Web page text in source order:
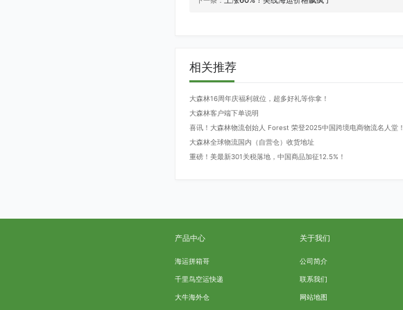
相关推荐
大森林16周年庆福利就位，超多好礼等你拿！
大森林客户端下单说明
喜讯！大森林物流创始人 Forest 荣登2025中国跨境电商物流名人堂！
大森林全球物流国内（自营仓）收货地址
重磅！美最新301关税落地，中国商品加征12.5%！
产品中心
海运拼箱哥
千里鸟空运快递
大牛海外仓
关于我们
公司简介
联系我们
网站地图